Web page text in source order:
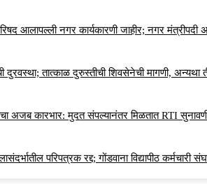
आलापल्ली नगर कार्यकारणी जाहीर; नगर
दुरवस्था; तात्काळ दुरुस्तीची शिवसेनेची मागणी, अन्यथा
अजब कारभार: मुदत संपल्यानंतर मिळतात RTI
परिपत्रक रद्द; गोंडवाना विद्यापीठ